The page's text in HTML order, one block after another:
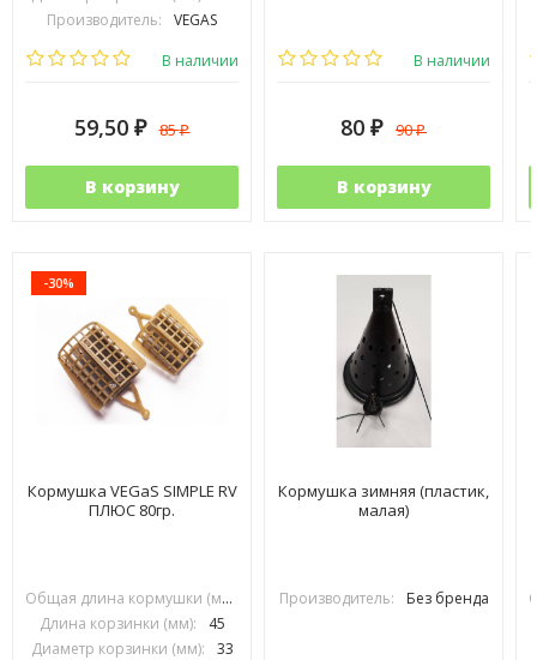
Производитель:
VEGAS
В наличии
59,50 ₽ 85₽
В корзину
В наличии
80 ₽ 90₽
В корзину
-30%
Кормушка VEGaS SIMPLE RV
ПЛЮС 80гр.
Общая длина кормушки (мм):
Длина корзинки (мм):
45
Диаметр корзинки (мм):
33
Кормушка зимняя (пластик,
малая)
Производитель: Без бренда